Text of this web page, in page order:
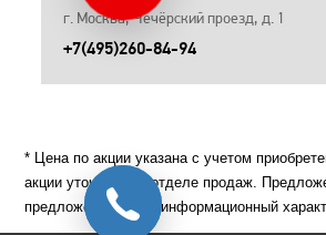
г. Москва, Чечёрский проезд, д. 1
+7(495)260-84-94
* Цена по акции указана с учетом
акции уточняйте в отделе продаж.
предложение носит информационный